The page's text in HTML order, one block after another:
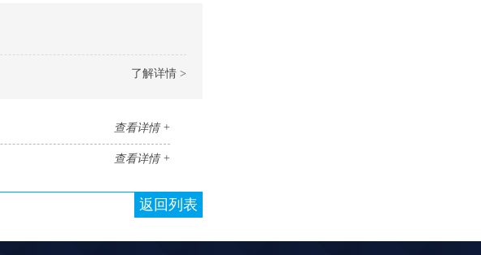
了解详情 >
查看详情 +
查看详情 +
返回列表